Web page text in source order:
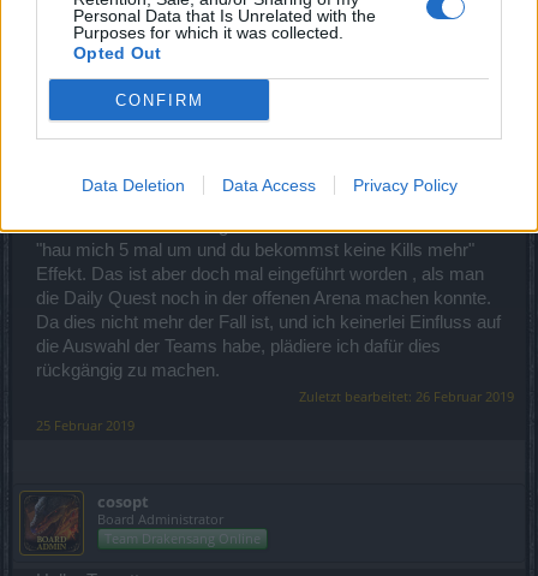
Personal Data that Is Unrelated with the
Purposes for which it was collected.
Opted Out
CONFIRM
Data Deletion Data Access Privacy Policy
usw^^
genau so on klee uest annehmen und kloppen
JungleBob
Habe heute mal darauf geachtet. Es ist wohl wirklich der
"hau mich 5 mal um und du bekommst keine Kills mehr"
Effekt. Das ist aber doch mal eingeführt worden , als man
die Daily Quest noch in der offenen Arena machen konnte.
Da dies nicht mehr der Fall ist, und ich keinerlei Einfluss auf
die Auswahl der Teams habe, plädiere ich dafür dies
rückgängig zu machen.
Zuletzt bearbeitet: 26 Februar 2019
25 Februar 2019
cosopt
Board Administrator
Team Drakensang Online